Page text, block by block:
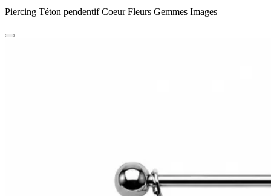
Piercing Téton pendentif Coeur Fleurs Gemmes Images